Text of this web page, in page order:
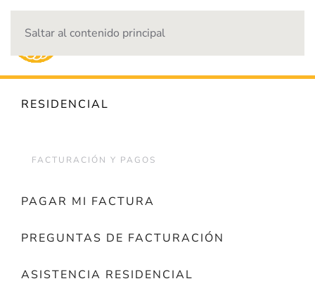
Saltar al contenido principal
RESIDENCIAL
FACTURACIÓN Y PAGOS
PAGAR MI FACTURA
PREGUNTAS DE FACTURACIÓN
ASISTENCIA RESIDENCIAL